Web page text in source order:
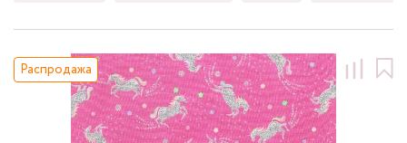
Распродажа